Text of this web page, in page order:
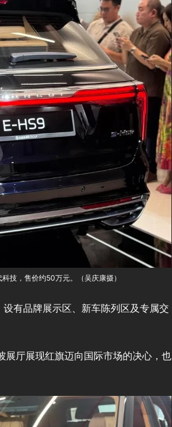
技，售价约50万元。（吴庆康摄）
有品牌展示区、新车陈列区及专属交
展厅展现红旗迈向国际市场的决心，也